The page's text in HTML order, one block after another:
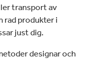
transport av
rad produkter i
just dig.
designar och